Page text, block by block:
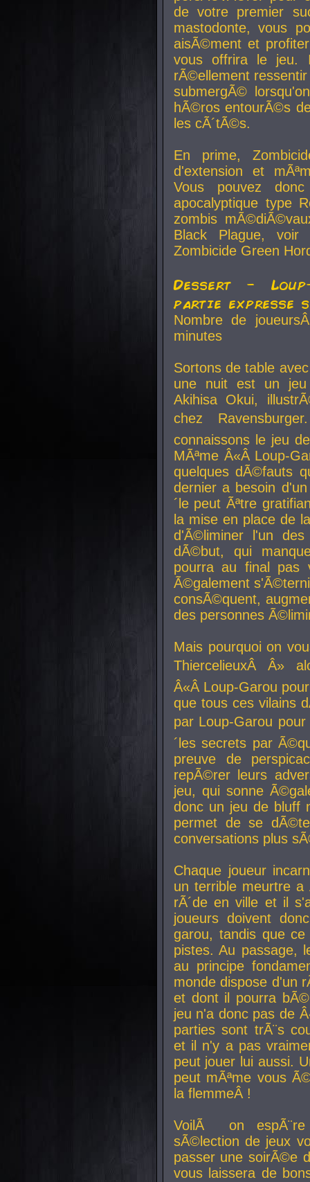
de votre premier
mastodonte, vous
aisÃ©ment et
vous offrira le jeu.
rÃ©ellement
submergÃ©
hÃ©ros entourÃ©s
les cÃ´tÃ©s.
En prime,
d'extension et
Vous pouvez
apocalyptique type
zombis
Black Plague,
Zombicide Green
Dessert -
partie expresse
Nombre de
minutes
Sortons de table
une nuit est un
Akihisa Okui,
chez
connaissons le jeu
MÃªme Â«Â Loup-
quelques dÃ©fauts
dernier a besoin
´le peut Ãªtre
la mise en place de
d'Ã©liminer l'un
dÃ©but, qui
pourra au final pas
Ã©galement
consÃ©quent,
des personnes
Mais pourquoi on
ThiercelieuxÂ Â»
Â«Â Loup-Garou
que tous ces vilains
par Loup-Garou
´les secrets par
preuve de
repÃ©rer leurs
jeu, qui sonne
donc un jeu de bluff
permet de se
conversations plus
Chaque joueur
un terrible meurtre
rÃ´de en ville et il
joueurs doivent
garou, tandis que
pistes. Au passage,
au principe
monde dispose d'un
et dont il pourra
jeu n'a donc pas de
parties sont trÃ¨s
et il n'y a pas
peut jouer lui aussi.
peut mÃªme vous
la flemmeÂ !
VoilÃ on
sÃ©lection de jeux
passer une soirÃ©e
vous laissera de